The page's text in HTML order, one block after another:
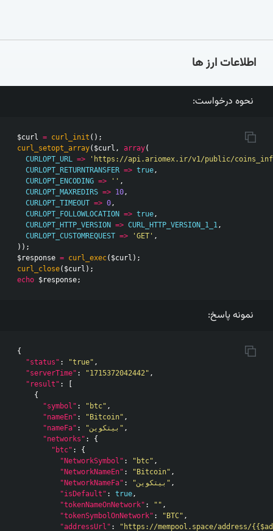
اطلاعات ارز ها
نحوه درخواست:
$curl = curl_init ();
curl_setopt_array( $curl , array(
CURLOPT_URL
=>
'https://api.ariomex.ir/v1/public/
CURLOPT_RETURNTRANSFER => true ,
CURLOPT_ENCODING => '' ,
CURLOPT_MAXREDIRS => 10 ,
CURLOPT_TIMEOUT => 0 ,
CURLOPT_FOLLOWLOCATION => true ,
CURLOPT_HTTP_VERSION => CURL_HTTP_VERSION_1_1 ,
CURLOPT_CUSTOMREQUEST => 'GET' ,
));
$response = curl_exec( $curl );
curl_close( $curl );
echo $response;
نمونه پاسخ:
{
"status" : "true" ,
"serverTime" : "1715372042442" ,
"result" :
[
{
"symbol" : "btc" ,
"nameEn" : "Bitcoin" ,
"nameFa" : "بیتکوین" ,
"networks" :
{
"btc" :
{
"NetworkSymbol" : "btc" ,
"NetworkNameEn" : "Bitcoin" ,
"NetworkNameFa" : "بیتکوین" ,
"isDefault" : true ,
"tokenNameOnNetwork" : "" ,
"tokenSymbolOnNetwork" : "BTC" ,
"addressUrl" : "https://mempool.space/address/